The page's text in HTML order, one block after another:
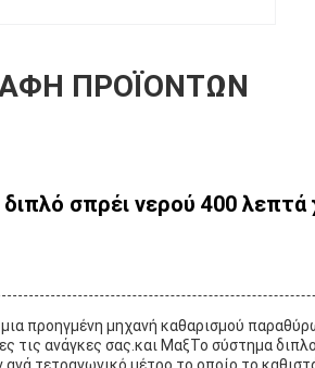
ΠΡΟΪΌΝΤΩΝ
σπρέι νερού 400 λεπτά
προηγμένη μηχανή καθαρισμού
τις ανάγκες σας.και ΜαξΤο σύστημα